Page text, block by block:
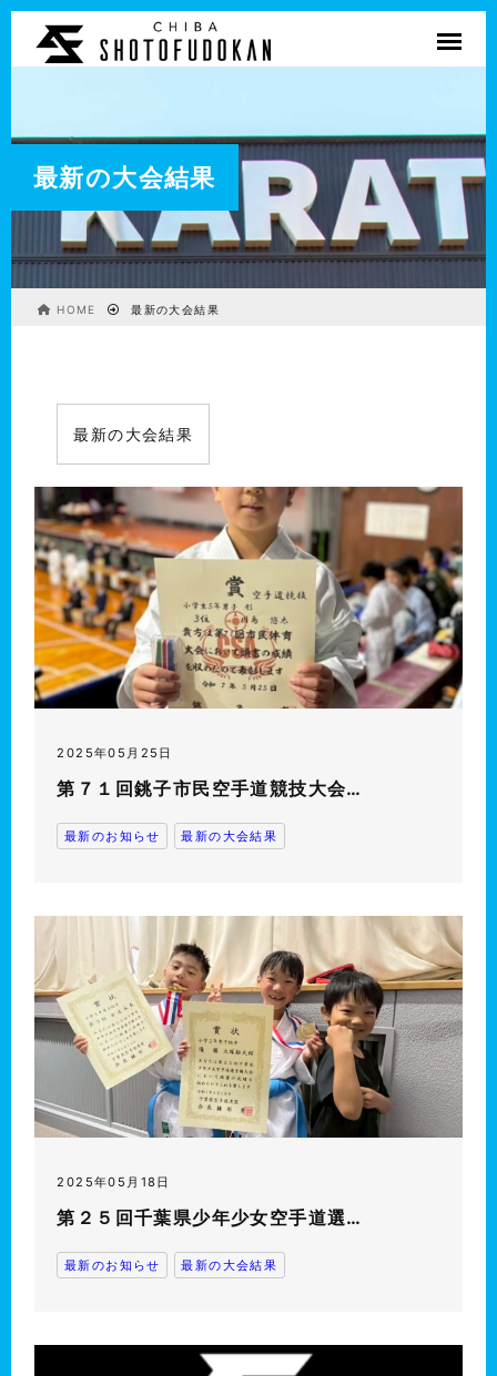
最新の大会結果
HOME 最新の大会結果
最新の大会結果
2025年05月25日
第７１回銚子市民空手道競技大会…
最新のお知らせ 最新の大会結果
2025年05月18日
第２５回千葉県少年少女空手道選…
最新のお知らせ 最新の大会結果